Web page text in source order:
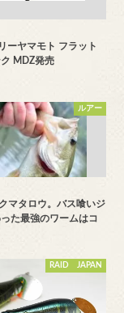
ーヤマモト フラット
MDZ発売
ルアー
マタロウ。バス喰いジ
た最強のワームはコ
RAID JAPAN